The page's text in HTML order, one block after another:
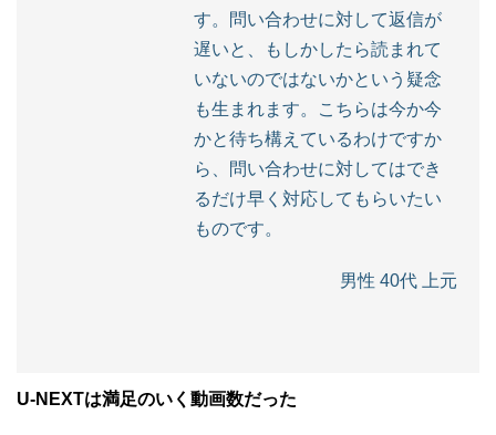
す。問い合わせに対して返信が
遅いと、もしかしたら読まれて
いないのではないかという疑念
も生まれます。こちらは今か今
かと待ち構えているわけですか
ら、問い合わせに対してはでき
るだけ早く対応してもらいたい
ものです。
男性 40代 上元
U-NEXTは満足のいく動画数だった